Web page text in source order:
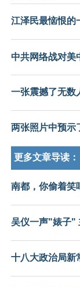
江泽民最恼恨的
中共网络战对美
一张震撼了无数
两张照片中预示
更多文章导读：
南都，你偷着笑
吴仪一声"婊子"
十八大政治局新